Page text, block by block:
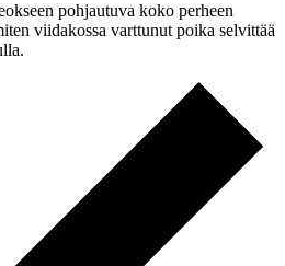
pohjautuva koko perheen
viidakossa varttunut poika selvittää